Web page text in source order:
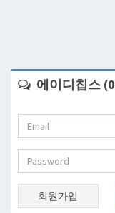
에이디칩스
회원가입